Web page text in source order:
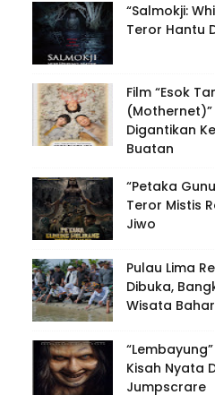
“Salmokji:
Teror Hantu
Film “Esok
Digantikan
Buatan
“Petaka
Teror Mistis
Jiwo
Pulau Lima
Dibuka,
Wisata
Kisah Nyata
Jumpscrare